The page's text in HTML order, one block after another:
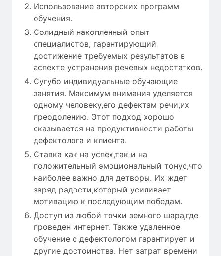
Использование авторских программ
обучения.
Солидный накопленный опыт
специалистов, гарантирующий
достижение требуемых результатов в
аспекте устранения речевых недостатков.
Сугубо индивидуальные обучающие
занятия. Максимум внимания уделяется
одному человеку,его дефектам речи,их
преодолению. Этот подход хорошо
сказывается на продуктивности работы
дефектолога и клиента.
Ставка как на успех,так и на
положительный эмоциональный тонус,что
наиболее важно для детворы. Их ждет
заряд радости,который усиливает
мотивацию к последующим победам.
Доступ из любой точки земного шара,где
проведен интернет. Также удаленное
обучение с дефектологом гарантирует и
другие достоинства. Нет затрат времени